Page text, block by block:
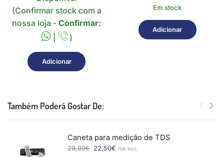
(Confirmar stock com a
nossa loja -Confirmar:
|
)
Adicionar
Em stock
Adicionar
Também Poderá Gostar De:
Caneta para medição de TDS
29,99€ 22,50€ IVA Incl.